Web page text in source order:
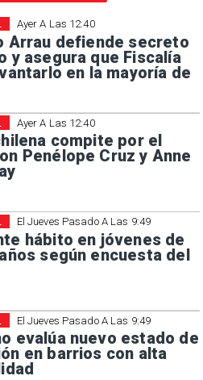
Ayer A Las 12:40
Arrau defiende secreto
y asegura que Fiscalía
en la mayoría de
Ayer A Las 12:40
compite por el
Penélope Cruz y Anne
El Jueves Pasado A Las 9:49
hábito en jóvenes de
según encuesta del
El Jueves Pasado A Las 9:49
evalúa nuevo estado de
en barrios con alta